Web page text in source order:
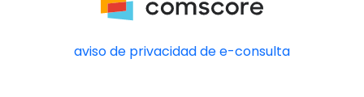
aviso de privacidad de e-consulta